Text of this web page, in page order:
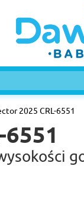
2025 CRL-6551